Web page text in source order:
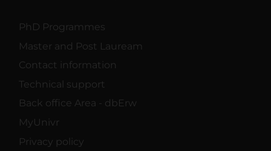
PhD Programmes
Master and Post Lauream
Contact information
Technical support
Back office Area - dbErw
MyUnivr
Privacy policy